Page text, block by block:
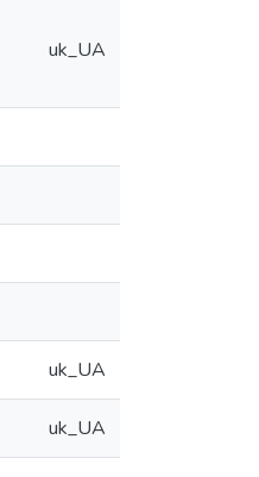
uk_UA
uk_UA
uk_UA